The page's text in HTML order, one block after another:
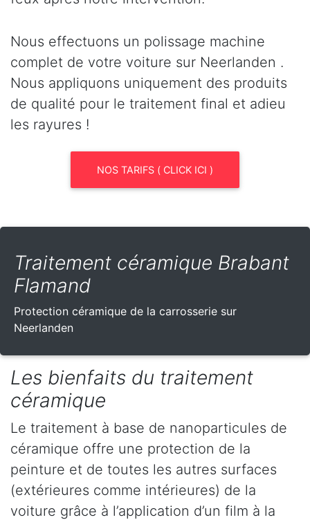
Nous effectuons un polissage machine
complet de votre voiture sur Neerlanden .
Nous appliquons uniquement des produits
de qualité pour le traitement final et adieu
les rayures !
NOS TARIFS ( CLICK ICI )
Traitement céramique Brabant
Flamand
Protection céramique de la carrosserie sur
Neerlanden
Les bienfaits du traitement
céramique
Le traitement à base de nanoparticules de
céramique offre une protection de la
peinture et de toutes les autres surfaces
(extérieures comme intérieures) de la
voiture grâce à l’application d’un film à la